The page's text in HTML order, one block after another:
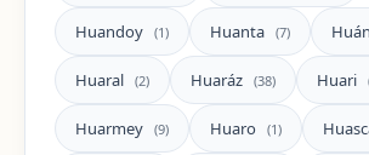
Huandoy (1) Huanta (7)
Huaral (2) Huaráz (38) Huari
Huarmey (9) Huaro (1)